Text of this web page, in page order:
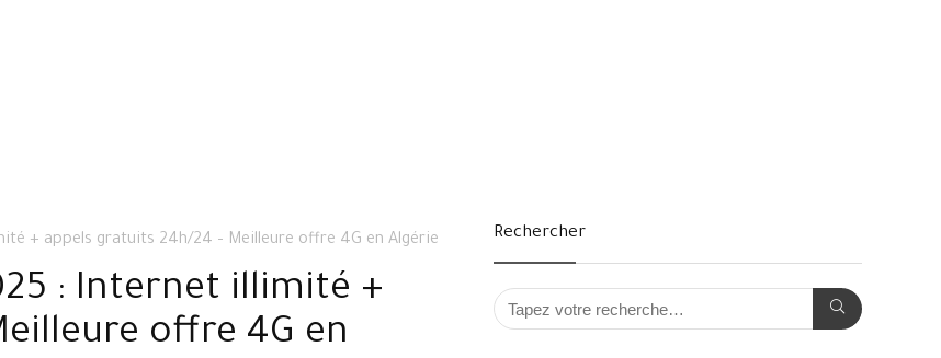
+ appels gratuits 24h/24 – Meilleure offre 4G en Algérie
: Internet illimité +
offre 4G en
Rechercher